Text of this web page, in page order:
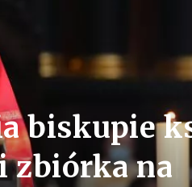
biskupie
zbiórka na